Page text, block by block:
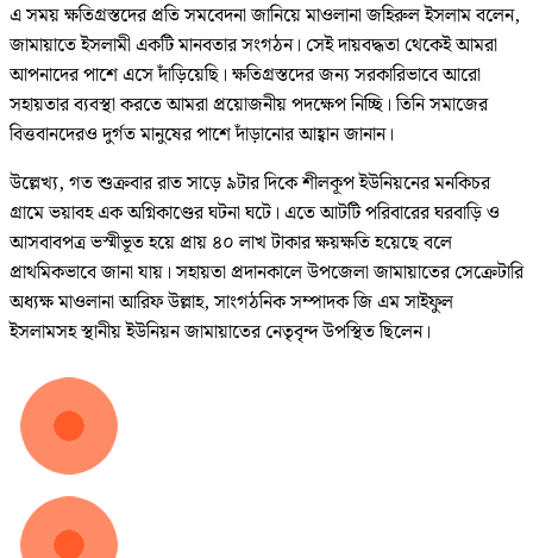
এ সময় ক্ষতিগ্রস্তদের প্রতি সমবেদনা জানিয়ে মাওলানা জহিরুল ইসলাম বলেন,
জামায়াতে ইসলামী একটি মানবতার সংগঠন। সেই দায়বদ্ধতা থেকেই আমরা
আপনাদের পাশে এসে দাঁড়িয়েছি। ক্ষতিগ্রস্তদের জন্য সরকারিভাবে আরো
সহায়তার ব্যবস্থা করতে আমরা প্রয়োজনীয় পদক্ষেপ নিচ্ছি। তিনি সমাজের
বিত্তবানদেরও দুর্গত মানুষের পাশে দাঁড়ানোর আহ্বান জানান।
উল্লেখ্য, গত শুক্রবার রাত সাড়ে ৯টার দিকে শীলকূপ ইউনিয়নের মনকিচর
গ্রামে ভয়াবহ এক অগ্নিকাণ্ডের ঘটনা ঘটে। এতে আটটি পরিবারের ঘরবাড়ি ও
আসবাবপত্র ভস্মীভূত হয়ে প্রায় ৪০ লাখ টাকার ক্ষয়ক্ষতি হয়েছে বলে
প্রাথমিকভাবে জানা যায়। সহায়তা প্রদানকালে উপজেলা জামায়াতের সেক্রেটারি
অধ্যক্ষ মাওলানা আরিফ উল্লাহ, সাংগঠনিক সম্পাদক জি এম সাইফুল
ইসলামসহ স্থানীয় ইউনিয়ন জামায়াতের নেতৃবৃন্দ উপস্থিত ছিলেন।